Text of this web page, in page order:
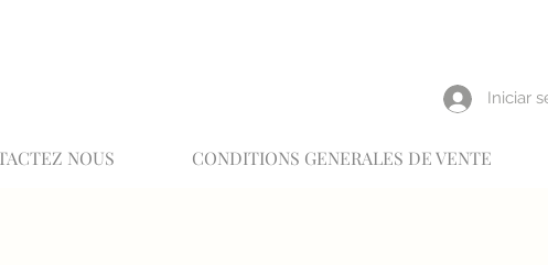
Iniciar
NOUS CONDITIONS GENERALES DE VENTE